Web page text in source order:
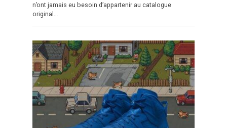
n’ont jamais eu besoin d’appartenir au catalogue
original…